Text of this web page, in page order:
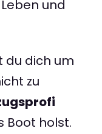
und
du dich um
zu
Boot holst.